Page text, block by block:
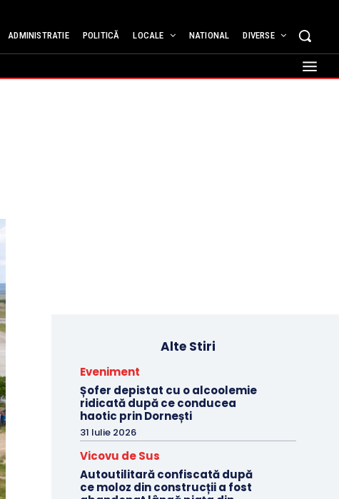
ADMINISTRATIE POLITICĂ LOCALE NATIONAL DIVERSE
Alte Stiri
Eveniment
Șofer depistat cu o alcoolemie
ridicată după ce conducea
haotic prin Dornești
31 Iulie 2026
Vicovu de Sus
Autoutilitară confiscată după
ce moloz din construcții a fost